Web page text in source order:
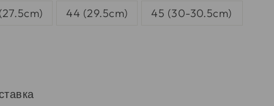
44 (29.5cm) 45 (30-30.5cm)